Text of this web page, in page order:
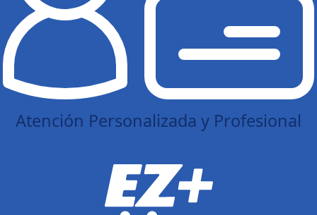
Atención Personalizada y Profesional